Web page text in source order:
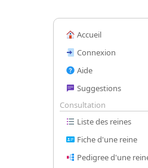
Accueil
Connexion
Aide
Suggestions
Consultation
Liste des reines
Fiche d'une reine
Pedigree d'une